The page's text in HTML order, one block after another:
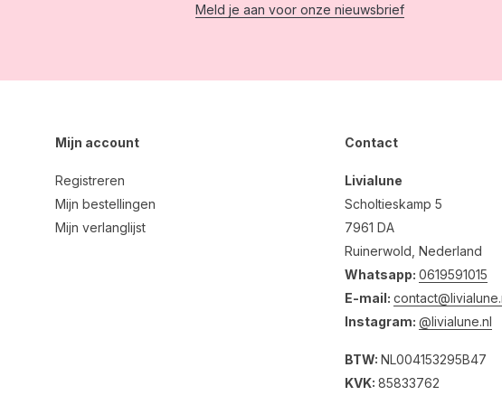
Meld je aan voor onze nieuwsbrief
Mijn account
Registreren
Mijn bestellingen
Mijn verlanglijst
Contact
Livialune
Scholtieskamp 5
7961 DA
Ruinerwold, Nederland
Whatsapp: 0619591015
E-mail:
Instagram: @livialune.nl
BTW: NL004153295B47
KVK: 85833762